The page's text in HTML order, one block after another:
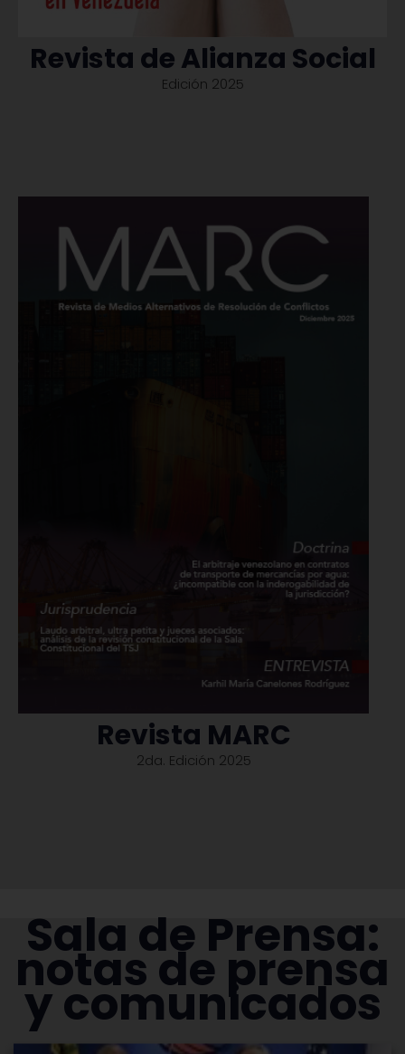
Revista de Alianza Social
Edición 2025
Revista MARC
2da. Edición 2025
Sala de Prensa:
notas de prensa
y comunicados